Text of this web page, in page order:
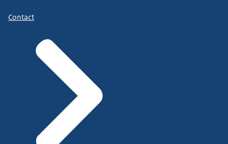
Contact